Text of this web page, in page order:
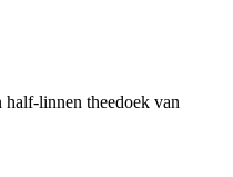
half-linnen theedoek van